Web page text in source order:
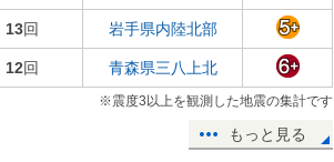
13回 岩手県内陸北部
12回 青森県三八上北
※震度3以上を観測した地震の集計です
もっと見る